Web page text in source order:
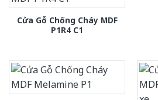
Cửa Gỗ Chống Cháy MDF
P1R4 C1